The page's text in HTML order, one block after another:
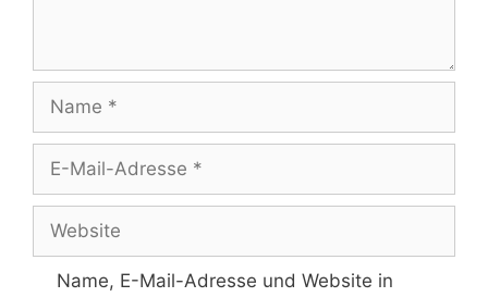
Name
Adresse
Website
Name, E-Mail-Adresse und Website in